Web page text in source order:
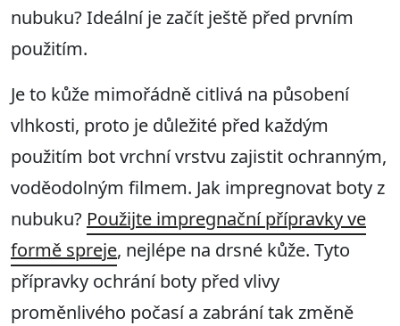
nubuku? Ideální je začít ještě před prvním
použitím.
Je to kůže mimořádně citlivá na působení
vlhkosti, proto je důležité před každým
použitím bot vrchní vrstvu zajistit ochranným,
voděodolným filmem. Jak impregnovat boty z
nubuku? Použijte impregnační přípravky ve
formě spreje, nejlépe na drsné kůže. Tyto
přípravky ochrání boty před vlivy
proměnlivého počasí a zabrání tak změně